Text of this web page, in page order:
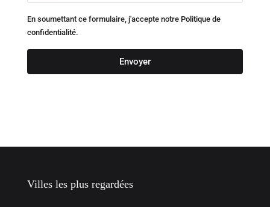
En soumettant ce formulaire, j'accepte notre Politique de
confidentialité.
Envoyer
Villes les plus regardées